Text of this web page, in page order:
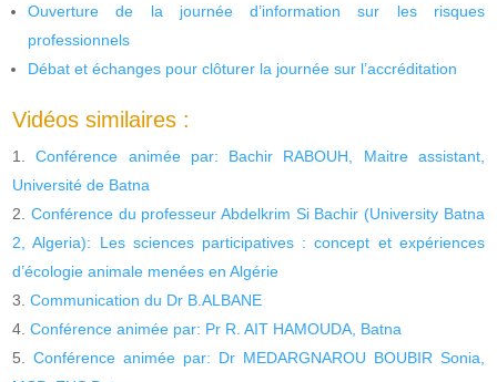
Ouverture de la journée d’information sur les risques
professionnels
Débat et échanges pour clôturer la journée sur l’accréditation
Vidéos similaires :
Conférence animée par: Bachir RABOUH, Maitre assistant,
Université de Batna
Conférence du professeur Abdelkrim Si Bachir (University Batna
2, Algeria): Les sciences participatives : concept et expériences
d’écologie animale menées en Algérie
Communication du Dr B.ALBANE
Conférence animée par: Pr R. AIT HAMOUDA, Batna
Conférence animée par: Dr MEDARGNAROU BOUBIR Sonia,